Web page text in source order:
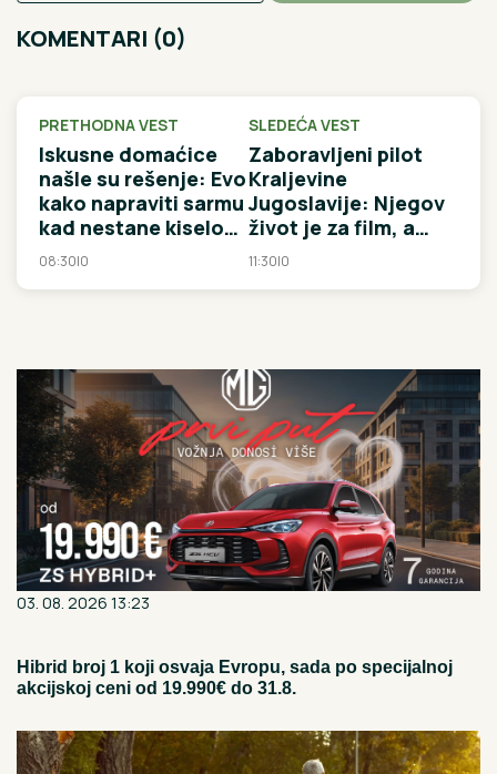
KOMENTARI (0)
PRETHODNA VEST
Iskusne domaćice
našle su rešenje: Evo
kako napraviti sarmu
kad nestane kiselog
kupusa, ručak prste
08:30|0
SLEDEĆA VEST
Zaboravljeni pilot
Kraljevine
Jugoslavije: Njegov
život je za film, a
zbog hrabrosti ga je
11:30|0
03. 08. 2026 13:23
Hibrid broj 1 koji osvaja Evropu, sada po specijalnoj
akcijskoj ceni od 19.990€ do 31.8.